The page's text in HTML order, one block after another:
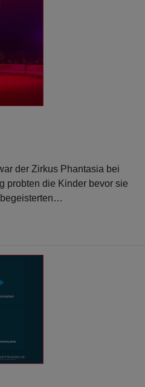
der Zirkus Phantasia bei
probten die Kinder bevor sie